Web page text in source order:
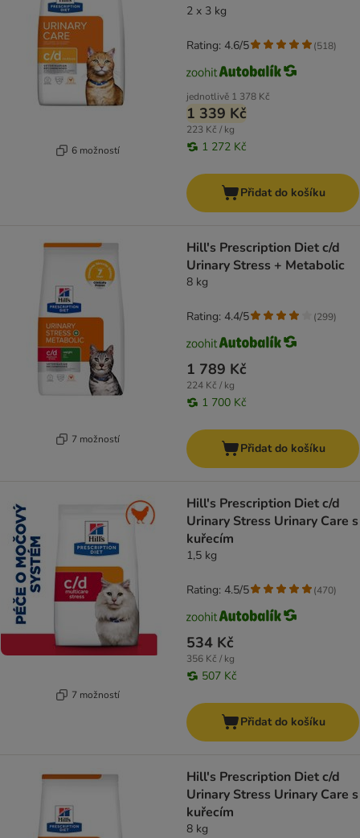
6 možností
2 x 3 kg
jednotlivě 1 378 Kč
1 339 Kč
223 Kč / kg
1 272 Kč
Rating: 4.6/5 (518)
Přidat do košíku
7 možností
Hill's Prescription Diet c/d
Urinary Stress + Metabolic
8 kg
1 789 Kč
224 Kč / kg
1 700 Kč
Rating: 4.4/5 (299)
Přidat do košíku
7 možností
Hill's Prescription Diet c/d
Urinary Stress Urinary Care s
kuřecím
1,5 kg
534 Kč
356 Kč / kg
507 Kč
Rating: 4.5/5 (470)
Přidat do košíku
Hill's Prescription Diet c/d
Urinary Stress Urinary Care s
kuřecím
8 kg